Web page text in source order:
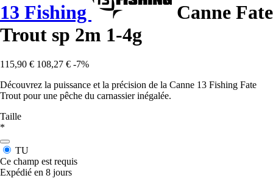
13 Fishing
Canne Fate
Trout sp 2m 1-4g
115,90 € 108,27 € -7%
Découvrez la puissance et la précision de la Canne 13 Fishing Fate
Trout pour une pêche du carnassier inégalée.
Taille
*
TU
Ce champ est requis
Expédié en 8 jours